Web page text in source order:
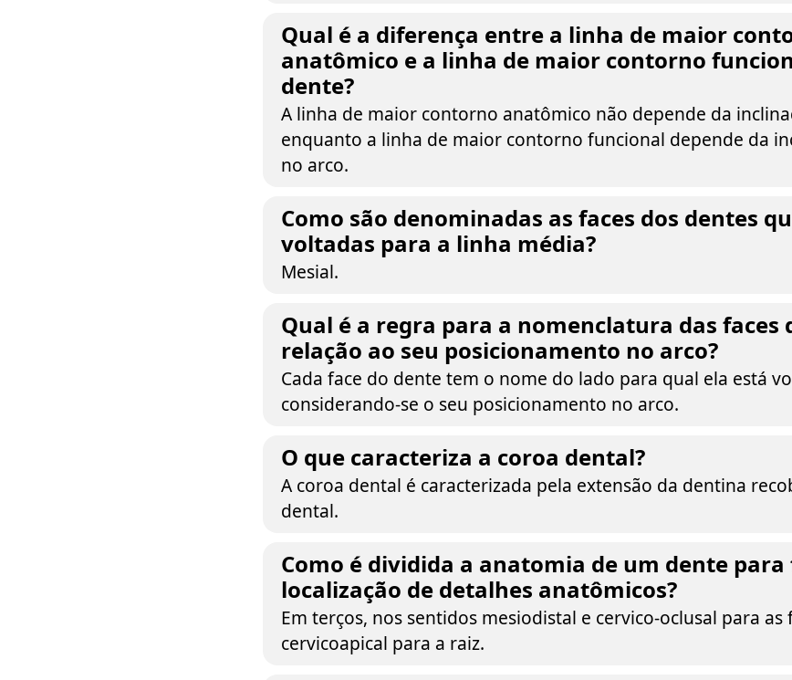
Qual é a diferença entre a linha de maior
anatômico e a linha de maior contorno
dente?
A linha de maior contorno anatômico não depende da
enquanto a linha de maior contorno funcional depende da
no arco.
Como são denominadas as faces dos dentes
voltadas para a linha média?
Mesial.
Qual é a regra para a nomenclatura das faces
relação ao seu posicionamento no arco?
Cada face do dente tem o nome do lado para qual ela está
considerando-se o seu posicionamento no arco.
O que caracteriza a coroa dental?
A coroa dental é caracterizada pela extensão da dentina
dental.
Como é dividida a anatomia de um dente
localização de detalhes anatômicos?
Em terços, nos sentidos mesiodistal e cervico-oclusal para as
cervicoapical para a raiz.